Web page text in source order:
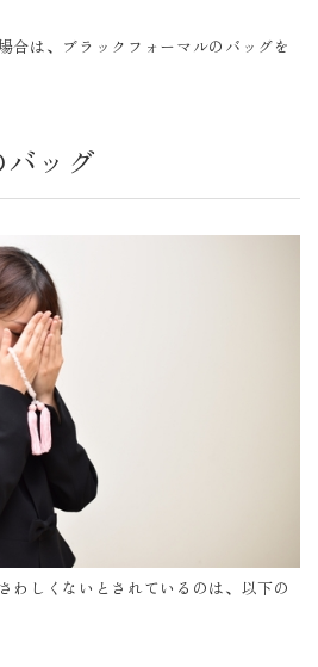
合は、ブラックフォーマルのバッグを
ッグ
わしくないとされているのは、以下の